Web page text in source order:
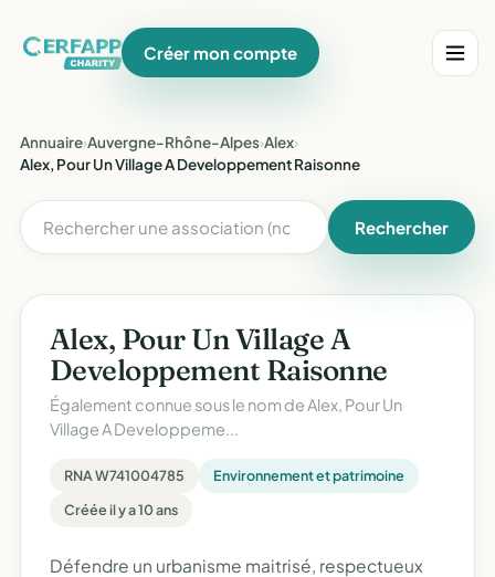
Créer mon compte
Annuaire›Auvergne-Rhône-Alpes›Alex›
Alex, Pour Un Village A Developpement Raisonne
Rechercher
Alex, Pour Un Village A
Developpement Raisonne
Également connue sous le nom deAlex, Pour Un
Village A Developpeme...
RNA W741004785
Environnement et patrimoine
Créée il y a 10 ans
Défendre un urbanisme maitrisé, respectueux